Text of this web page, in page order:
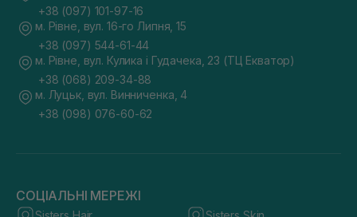
+38 (097) 101-97-16
м. Рівне, вул. 16-го Липня, 15
+38 (097) 544-61-44
м. Рівне, вул. Кулика і Гудачека, 23 (ТЦ Екватор)
+38 (068) 209-34-88
м. Луцьк, вул. Винниченка, 4
+38 (098) 076-60-62
СОЦІАЛЬНІ МЕРЕЖІ